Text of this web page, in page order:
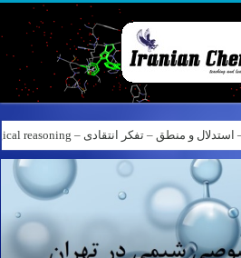
بله – کانال شیمی آیمت استاد نباتی